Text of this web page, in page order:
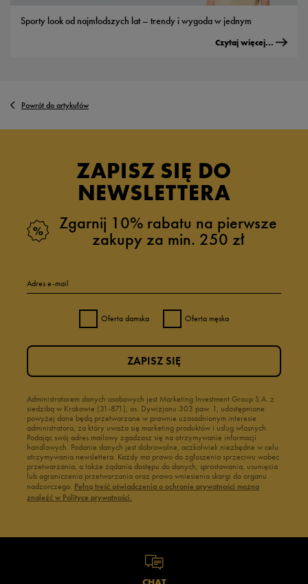
Sporty look od najmłodszych lat – trendy i wygoda w jednym
Czytaj więcej...
Powrót do artykułów
ZAPISZ SIĘ DO
NEWSLETTERA
Zgarnij 10% rabatu na pierwsze
zakupy za min. 250 zł
Adres e-mail
Oferta damska Oferta męska
Administratorem danych osobowych jest Marketing Investment Group S.A. z
siedzibą w Krakowie (31-871), os. Dywizjonu 303 paw. 1, udostępnione
powyżej dane będą przetwarzane w prawnie uzasadnionym interesie
administratora, za który uważa się marketing produktów i usług własnych.
Podając swój adres mailowy zgadzasz się na otrzymywanie informacji
handlowych. Podanie danych jest dobrowolne, aczkolwiek niezbędne w celu
otrzymywania newslettera. Każdy ma prawo do zgłoszenia sprzeciwu wobec
przetwarzania, a także żądania dostępu do danych, sprostowania, usunięcia
lub ograniczenia przetwarzania oraz prawo wniesienia skargi do organu
nadzorczego. Pełną treść oświadczenia o ochronie prywatności można
znaleźć w Polityce prywatności.
ZAPISZ SIĘ